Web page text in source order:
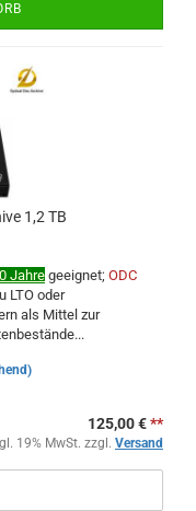
1,2 TB
Jahre geeignet; ODC
LTO oder
als Mittel zur
125,00 €**
19% MwSt. zzgl. Versand